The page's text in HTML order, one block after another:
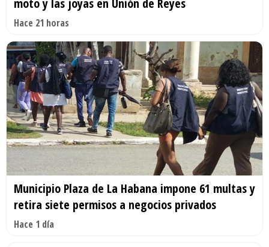
Hace 21 horas
Municipio Plaza de La Habana impone 61 multas y
retira siete permisos a negocios privados
Hace 1 día